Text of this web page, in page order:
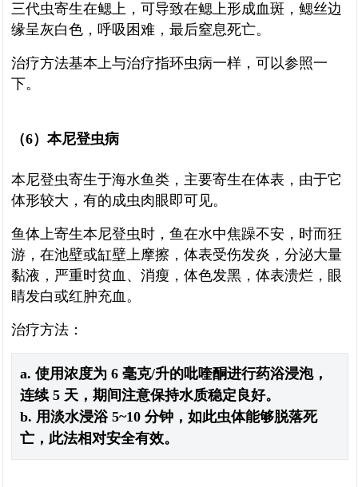
三代虫寄生在鳃上，可导致在鳃上形成血斑，鳃丝边
缘呈灰白色，呼吸困难，最后窒息死亡。
治疗方法基本上与治疗指环虫病一样，可以参照一
下。
（6）本尼登虫病
本尼登虫寄生于海水鱼类，主要寄生在体表，由于它
体形较大，有的成虫肉眼即可见。
鱼体上寄生本尼登虫时，鱼在水中焦躁不安，时而狂
游，在池壁或缸壁上摩擦，体表受伤发炎，分泌大量
黏液，严重时贫血、消瘦，体色发黑，体表溃烂，眼
睛发白或红肿充血。
治疗方法：
a. 使用浓度为 6 毫克/升的吡喹酮进行药浴浸泡，
连续 5 天，期间注意保持水质稳定良好。
b. 用淡水浸浴 5~10 分钟，如此虫体能够脱落死
亡，此法相对安全有效。